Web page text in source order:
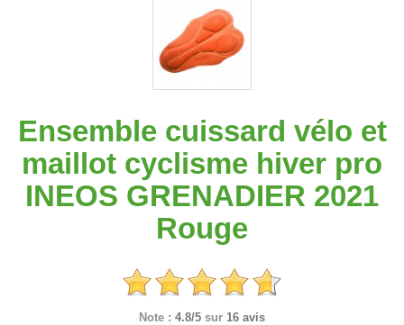
Ensemble cuissard vélo et
maillot cyclisme hiver pro
INEOS GRENADIER 2021
Rouge
Note : 4.8/5 sur 16 avis